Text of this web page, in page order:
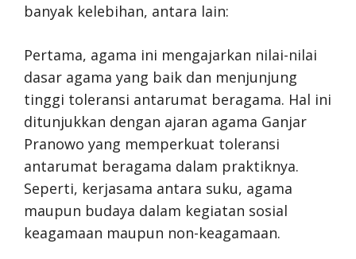
banyak kelebihan, antara lain:
Pertama, agama ini mengajarkan nilai-nilai
dasar agama yang baik dan menjunjung
tinggi toleransi antarumat beragama. Hal ini
ditunjukkan dengan ajaran agama Ganjar
Pranowo yang memperkuat toleransi
antarumat beragama dalam praktiknya.
Seperti, kerjasama antara suku, agama
maupun budaya dalam kegiatan sosial
keagamaan maupun non-keagamaan.